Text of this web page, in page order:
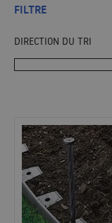
FILTRE
DIRECTION DU TRI